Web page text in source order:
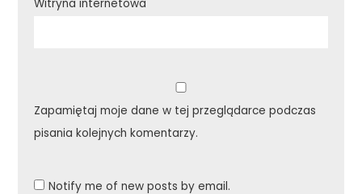
Witryna internetowa
Zapamiętaj moje dane w tej przeglądarce podczas
pisania kolejnych komentarzy.
Notify me of new posts by email.